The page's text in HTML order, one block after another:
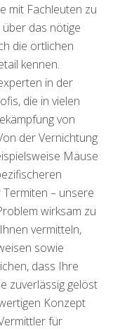
mit Fachleuten zu
das nötige
die örtlichen
kennen.
in der
die in vielen
von
der Vernichtung
Mäuse
– unsere
wirksam zu
vermitteln,
sowie
dass Ihre
zuverlässig gelöst
Konzept
für